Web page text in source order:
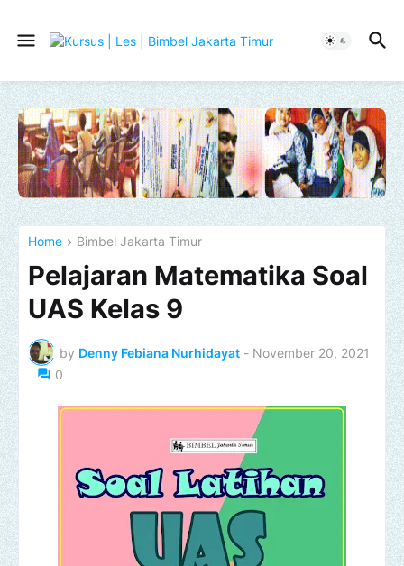
Home Bimbel Jakarta Timur
Pelajaran Matematika Soal
UAS Kelas 9
by Denny Febiana Nurhidayat - November 20, 2021
0